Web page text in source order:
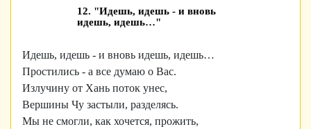
12. "Идешь, идешь - и вновь
идешь, идешь…"
Идешь, идешь - и вновь идешь, идешь…
Простились - а все думаю о Вас.
Излучину от Хань поток унес,
Вершины Чу застыли, разделясь.
Мы не смогли, как хочется, прожить,